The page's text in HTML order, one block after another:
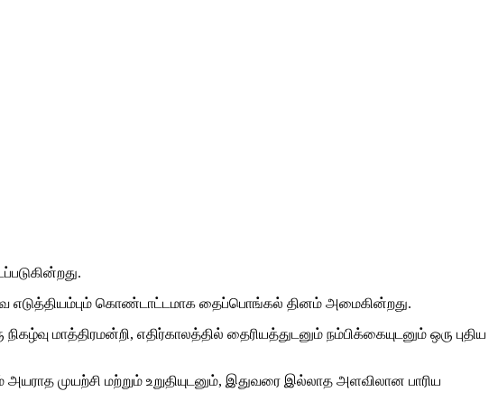
எடுத்தியம்பும் கொண்டாட்டமாக தைப்பொங்கல் தினம் அமைகின்றது.
மாத்திரமன்றி, எதிர்காலத்தில் தைரியத்துடனும் நம்பிக்கையுடனும் ஒரு புதிய
முயற்சி மற்றும் உறுதியுடனும், இதுவரை இல்லாத அளவிலான பாரிய